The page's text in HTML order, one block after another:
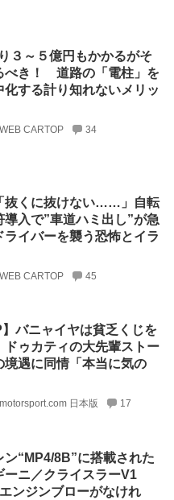
３～５億円もかかるがそ
べき！ 道路の「電柱」を
化する計り知れないメリッ
WEB CARTOP 34
抜くに抜けない……」自転
導入で”車道ハミ出し”が急
イバーを襲う恐怖とイラ
WEB CARTOP 45
】バニャイヤは貧乏くじを
ゥカティの大先輩ストー
境遇に同情「本当に気の
motorsport.com 日本版 17
ン“MP4/8B”に搭載された
ーニ／クライスラーV1
ンジンブローがなけれ